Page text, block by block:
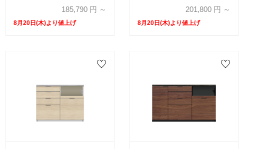
奥行2サイズ（44.5cm・
50cm）下台引出しタイプ 全4
色
185,790 円 ～
8月20日(木)より値上げ
奥行2サイズ（44.5cm・
50cm）下台引出しタイプ 全4
色
201,800 円 ～
8月20日(木)より値上げ